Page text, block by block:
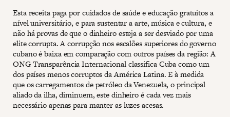
Esta receita paga por cuidados de saúde e educação gratuitos a
nível universitário, e para sustentar a arte, música e cultura, e
não há provas de que o dinheiro esteja a ser desviado por uma
elite corrupta. A corrupção nos escalões superiores do governo
cubano é baixa em comparação com outros países da região: A
ONG Transparência Internacional classifica Cuba como um
dos países menos corruptos da América Latina. E à medida
que os carregamentos de petróleo da Venezuela, o principal
aliado da ilha, diminuem, este dinheiro é cada vez mais
necessário apenas para manter as luzes acesas.